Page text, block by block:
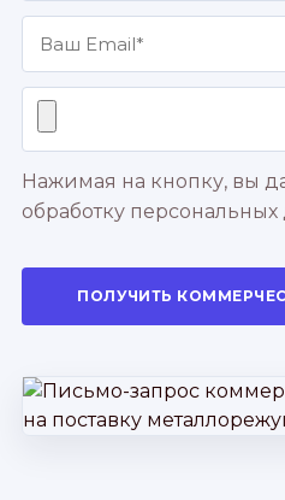
Нажимая на кнопку, вы
обработку персональных
ПОЛУЧИТЬ